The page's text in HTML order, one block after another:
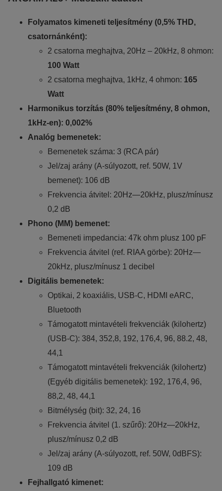
Folyamatos kimeneti teljesítmény (0,5% THD,
csatornánként):
2 csatorna meghajtva, 20Hz – 20kHz, 8 ohmon:
100 Watt
2 csatorna meghajtva, 1kHz, 4 ohmon: 165
Watt
Harmonikus torzítás (80% teljesítmény, 8 ohmon,
1kHz-en): 0,002%
Analóg bemenetek:
Bemenetek száma: 3 (RCA pár)
Jel/zaj arány (A-súlyozott, ref. 50W, 1V
bemenet): 106 dB
Frekvencia átvitel: 20Hz—20kHz, plusz/mínusz
0,2 dB
Phono (MM) bemenet:
Bemeneti impedancia: 47k ohm plusz 100 pF
Frekvencia átvitel (ref. RIAA görbe): 20Hz—
20kHz, plusz/mínusz 1 decibel
Digitális bemenetek:
Optikai, 2 koaxiális, USB-C, HDMI eARC,
Bluetooth
Támogatott mintavételi frekvenciák (kilohertz)
(USB-C): 384, 352,8, 192, 176,4, 96, 88.2, 48,
44,1
Támogatott mintavételi frekvenciák (kilohertz)
(Egyéb digitális bemenetek): 192, 176,4, 96,
88,2, 48, 44,1
Bitmélység (bit): 32, 24, 16
Frekvencia átvitel (1. szűrő): 20Hz—20kHz,
plusz/mínusz 0,2 dB
Jel/zaj arány (A-súlyozott, ref. 50W, 0dBFS):
109 dB
Fejhallgató kimenet: